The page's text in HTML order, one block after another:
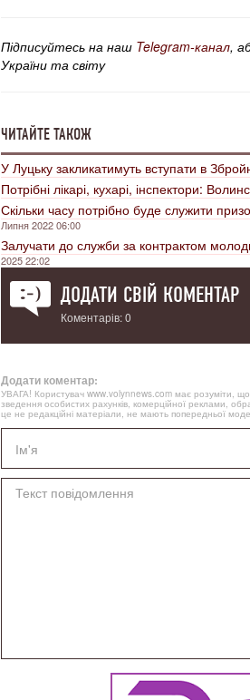
Підписуйтесь на наш Telegram-канал,
України та світу
ЧИТАЙТЕ ТАКОЖ
У Луцьку закликатимуть вступати в
Потрібні лікарі, кухарі, інспектори:
Скільки часу потрібно буде служити
Липня 2022 06:00
Залучати до служби за контрактом
2025 22:02
ДОДАТИ СВІЙ КОМЕНТАР
Коментарів: 0
Додати коментар:
УВАГА! Користувач www.volynnews.com має розуміти, що
зведення особистих рахунків, комерційної реклами,
це не редакційні матеріали, не мають попередньої